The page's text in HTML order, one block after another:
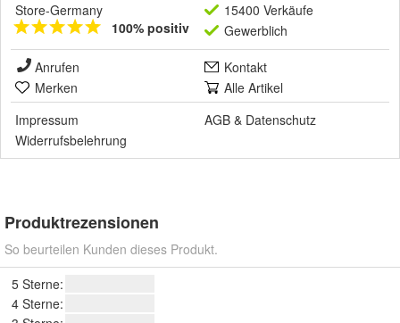
Store-Germany
100% positiv
15400 Verkäufe
Gewerblich
Anrufen
Kontakt
Merken
Alle Artikel
Impressum
AGB & Datenschutz
Widerrufsbelehrung
Produktrezensionen
So beurteilen Kunden dieses Produkt.
5 Sterne:
4 Sterne: